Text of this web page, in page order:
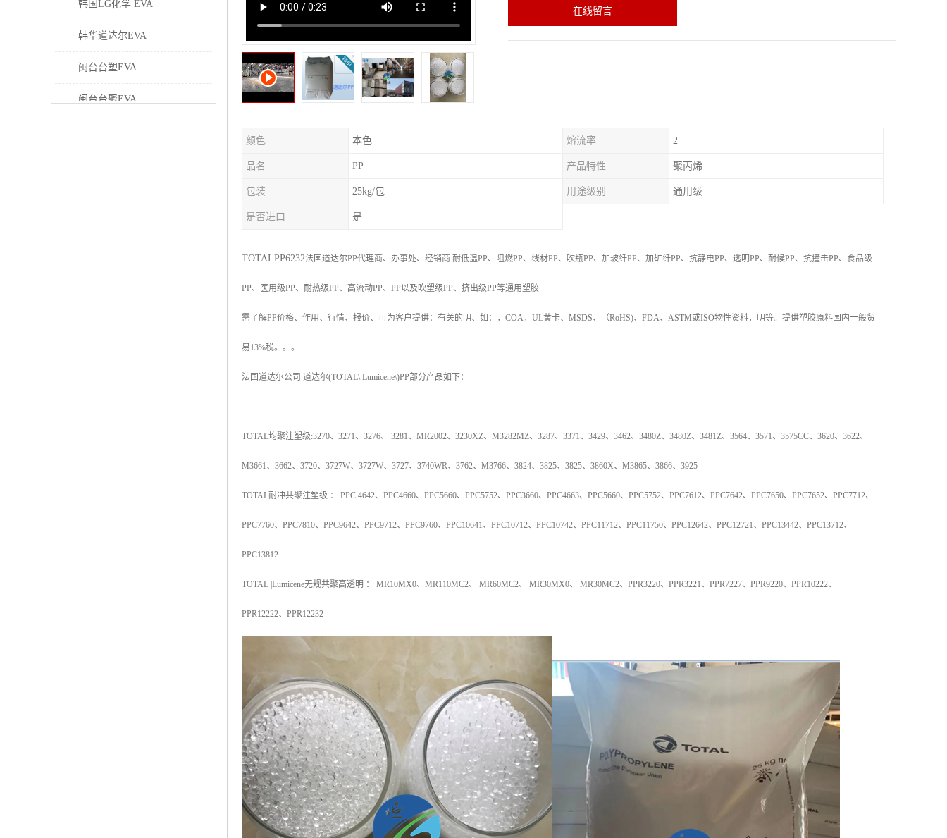
韩国LG化学 EVA
韩华道达尔EVA
闽台台塑EVA
闽台台聚EVA
在线留言
颜色 本色 熔流率 2
品名 PP 产品特性 聚丙烯
包装 25kg/包 用途级别 通用级
是否进口 是
TOTALPP6232法国道达尔PP代理商、办事处、经销商 耐低温PP、阻燃PP、线材PP、吹瓶PP、加玻纤PP、加矿纤PP、抗静电PP、透明PP、耐候PP、抗撞击PP、食品级
PP、医用级PP、耐热级PP、高流动PP、 PP以及吹塑级PP、挤出级PP等通用塑胶
需了解PP价格、作用、行情、报价、可为客户提供：有关的明、如：， COA， UL黄卡、 MSDS、 （RoHS)、 FDA、 ASTM或ISO物性资料，明等。提供塑胶原料国内一般贸
易13%税。。。
法国道达尔公司 道达尔(TOTAL\ Lumicene\)PP部分产品如下：
TOTAL均聚注塑级:3270、 3271、 3276、 3281、 MR2002、 3230XZ、 M3282MZ、 3287、 3371、 3429、 3462、 3480Z、 3480Z、 3481Z、 3564、 3571、 3575CC、 3620、 3622、
M3661、 3662、 3720、 3727W、 3727W、 3727、 3740WR、 3762、 M3766、 3824、 3825、 3825、 3860X、 M3865、 3866、 3925
TOTAL耐冲共聚注塑级 ： PPC 4642、 PPC4660、 PPC5660、 PPC5752、 PPC3660、 PPC4663、 PPC5660、 PPC5752、 PPC7612、 PPC7642、 PPC7650、 PPC7652、 PPC7712、
PPC7760、 PPC7810、 PPC9642、 PPC9712、 PPC9760、 PPC10641、 PPC10712、 PPC10742、 PPC11712、 PPC11750、 PPC12642、 PPC12721、 PPC13442、 PPC13712、
PPC13812
TOTAL |Lumicene无规共聚高透明 ： MR10MX0、 MR110MC2、 MR60MC2、 MR30MX0、 MR30MC2、 PPR3220、 PPR3221、 PPR7227、 PPR9220、 PPR10222、
PPR12222、 PPR12232